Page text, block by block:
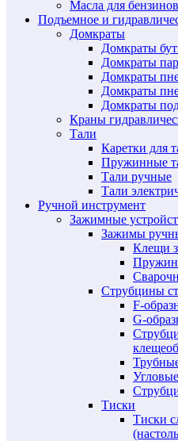
Масла для
Подъемное и
Домкраты
Домкраты
Домкраты
Домкраты
Домкраты
Домкраты
Краны
Тали
Каретки для
Пружинные
Тали ручные
Тали
Ручной инструмент
Зажимные
Зажимы
Клещи
Струбцины
F-
G-
Тиски
Тиски